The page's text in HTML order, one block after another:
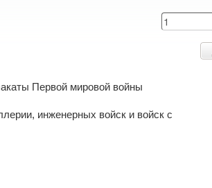
Первой мировой войны
инженерных войск и войск с